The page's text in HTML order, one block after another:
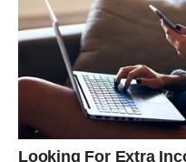
je da ste u prethodnom
želeli da priznate.
Možda vas je povredio
uložili energiju u odnos
merom. Možda ste